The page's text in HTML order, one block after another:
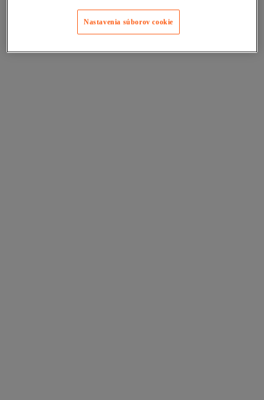
Nastavenia súborov cookie